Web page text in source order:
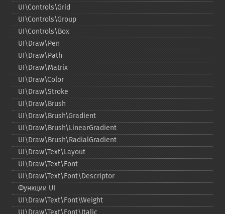
UI\Controls\Grid
UI\Controls\Group
UI\Controls\Box
UI\Draw\Pen
UI\Draw\Path
UI\Draw\Matrix
UI\Draw\Color
UI\Draw\Stroke
UI\Draw\Brush
UI\Draw\Brush\Gradient
UI\Draw\Brush\LinearGradient
UI\Draw\Brush\RadialGradient
UI\Draw\Text\Layout
UI\Draw\Text\Font
UI\Draw\Text\Font\Descriptor
Функции UI
UI\Draw\Text\Font\Weight
UI\Draw\Text\Font\Italic